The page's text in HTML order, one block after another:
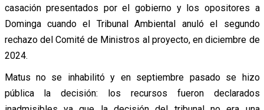
casación presentados por el gobierno y los opositores a
Dominga cuando el Tribunal Ambiental anuló el segundo
rechazo del Comité de Ministros al proyecto, en diciembre de
2024.
Matus no se inhabilitó y en septiembre pasado se hizo
pública la decisión: los recursos fueron declarados